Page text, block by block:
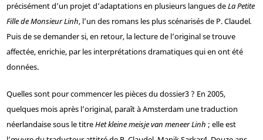
précisément d’un projet d’adaptations en plusieurs langues deLa Petite
Fille de Monsieur Linh, l’un des romans les plus scénarisés de P. Claudel.
Puis de se demander si, en retour, la lecture de l’original se trouve
affectée, enrichie, par les interprétations dramatiques qui en ont été
données.
Quelles sont pour commencer les pièces du dossier3? En 2005,
quelques mois après l’original, paraît à Amsterdam une traduction
néerlandaise sous le titreHet kleine meisje van meneer Linh ; elle est